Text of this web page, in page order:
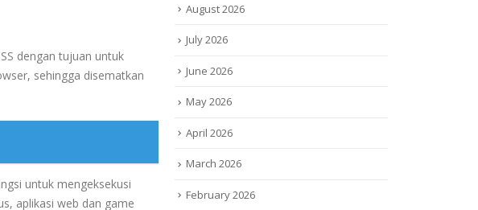
dengan tujuan untuk
sehingga disematkan
untuk mengeksekusi
aplikasi web dan game
August 2026
July 2026
June 2026
May 2026
April 2026
March 2026
February 2026